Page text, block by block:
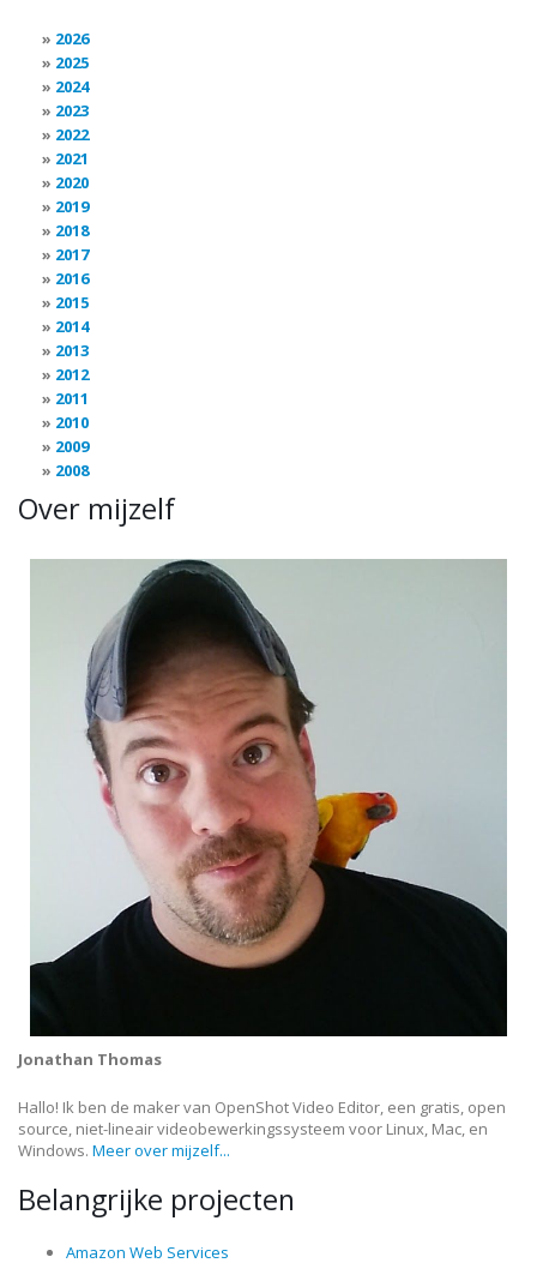
2026
2025
2024
2023
2022
2021
2020
2019
2018
2017
2016
2015
2014
2013
2012
2011
2010
2009
2008
Over mijzelf
Jonathan Thomas
Hallo! Ik ben de maker van OpenShot Video Editor, een gratis, open
source, niet-lineair videobewerkingssysteem voor Linux, Mac, en
Windows. Meer over mijzelf...
Belangrijke projecten
Amazon Web Services